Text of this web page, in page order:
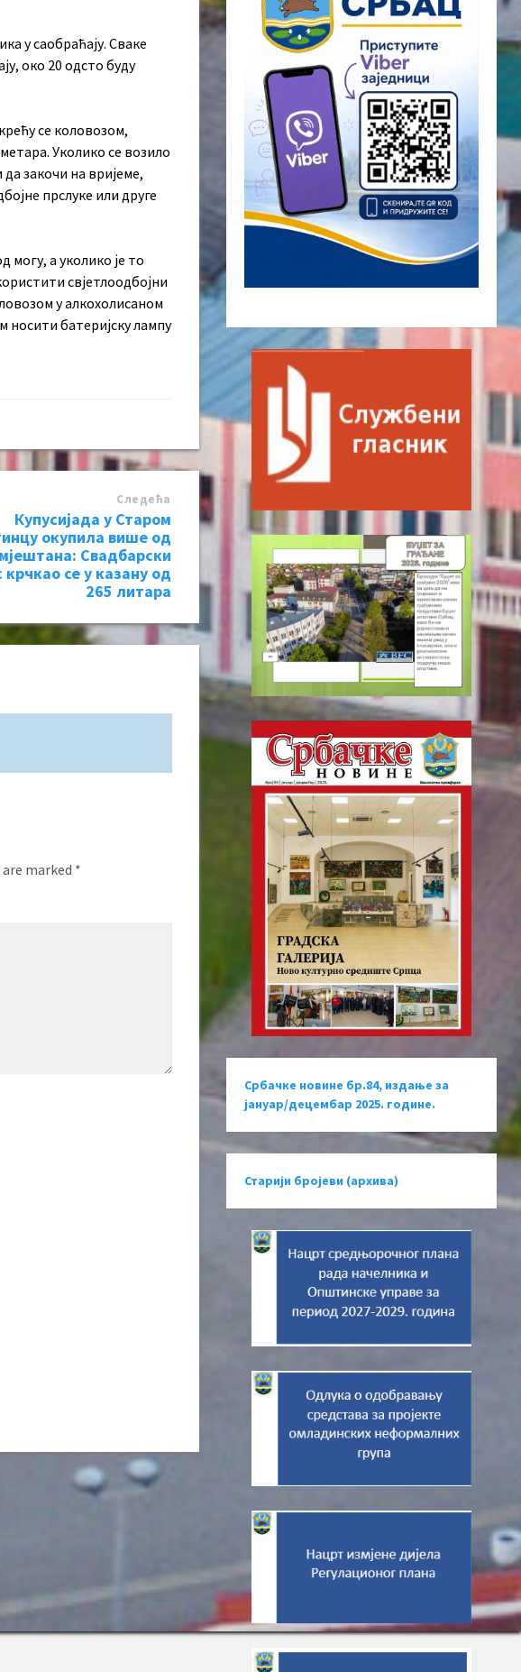
у саобраћају. Сваке
око 20 одсто буду
се коловозом,
Уколико се возило
закочи на вријеме,
прслуке или друге
могу, а уколико је то
свјетлоодбојни
у алкохолисаном
носити батеријску лампу
Следећa
Купусијада у Старом
окупила више од
Свадбарски
крчкао се у казану од
265 литара
marked *
Србачке новине бр.84, издање за
јануар/децембар 2025. године.
Старији бројеви (архива)